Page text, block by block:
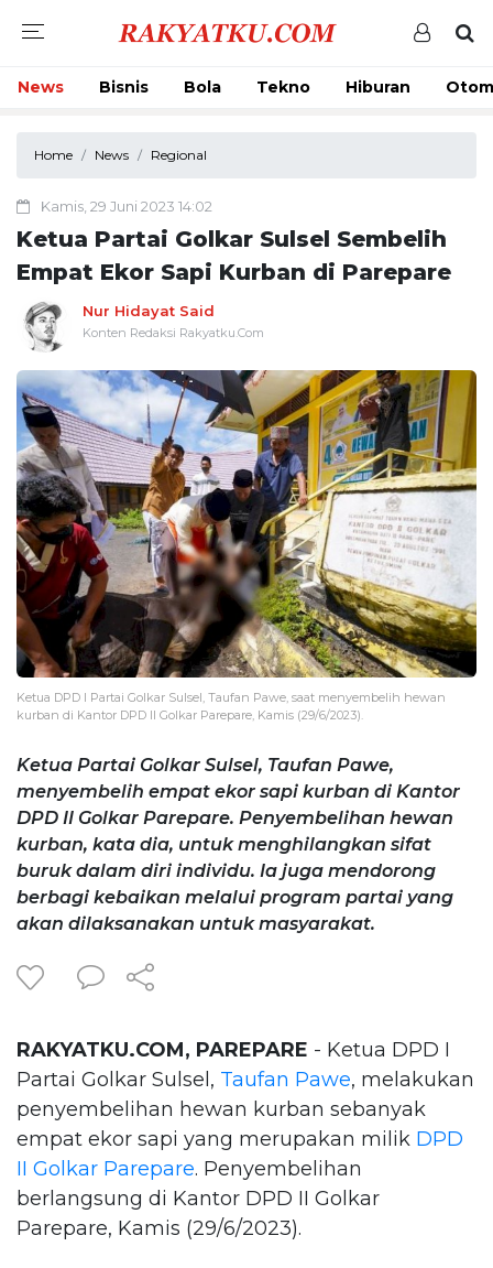
News Bisnis Bola Tekno Hiburan
Home News Regional
Kamis, 29 Juni 2023 14:02
Ketua Partai Golkar Sulsel Sembelih
Empat Ekor Sapi Kurban di Parepare
Nur Hidayat Said
Konten Redaksi Rakyatku.Com
Ketua DPD I Partai Golkar Sulsel, Taufan Pawe, saat menyembelih hewan
kurban di Kantor DPD II Golkar Parepare, Kamis (29/6/2023).
Ketua Partai Golkar Sulsel, Taufan Pawe,
menyembelih empat ekor sapi kurban di Kantor
DPD II Golkar Parepare. Penyembelihan hewan
kurban, kata dia, untuk menghilangkan sifat
buruk dalam diri individu. Ia juga mendorong
berbagi kebaikan melalui program partai yang
akan dilaksanakan untuk masyarakat.
RAKYATKU.COM, PAREPARE - Ketua DPD I
Partai Golkar Sulsel, Taufan Pawe, melakukan
penyembelihan hewan kurban sebanyak
empat ekor sapi yang merupakan milik DPD
II Golkar Parepare. Penyembelihan
berlangsung di Kantor DPD II Golkar
Parepare, Kamis (29/6/2023).